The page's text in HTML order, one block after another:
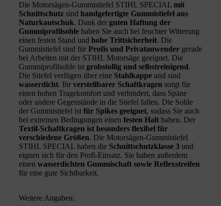
Die Motorsägen-Gummistiefel STIHL SPECIAL mit
Schnittschutz sind handgefertigte Gummistiefel aus
Naturkautschuk. Dank der guten Haftung der
Gummiprofilsohle haben Sie auch bei feuchter Witterung
einen festen Stand und hohe Trittsicherheit. Die
Gummistiefel sind für Profis und Privatanwender gerade
bei Arbeiten mit der STIHL Motorsäge geeignet. Die
Gummiprofilsohle ist grobstollig und selbstreinigend.
Die Stiefel verfügen über eine Stahlkappe und sind
wasserdicht. Ihr verstellbarer Schaftkragen sorgt für
einen hohen Tragekomfort und verhindert, dass Späne
oder andere Gegenstände in die Stiefel fallen. Die Sohle
der Gummistiefel ist für Spikes geeignet, sodass Sie auch
bei extremen Bedingungen einen festen Halt haben. Der
Textil-Schaftkragen ist besonders flexibel für
verschiedene Größen. Die Motorsägen-Gummistiefel
STIHL SPECIAL haben die Schnittschutzklasse 3 und
eignen sich für den Profi-Einsatz. Sie haben außerdem
einen wasserdichten Gummischaft sowie Reflexstreifen
für eine gute Sichtbarkeit.
Weitere Angaben: